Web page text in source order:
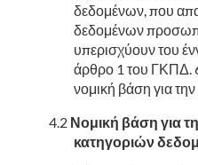
δεδομένων, που
δεδομένων
υπερισχύουν του
άρθρο 1 του ΓΚΠΔ.
νομική βάση για
Νομική βάση για
κατηγοριών